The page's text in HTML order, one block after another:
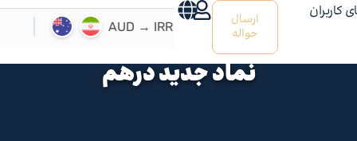
کاربران
ارسال
حواله
نماد جدید درهم